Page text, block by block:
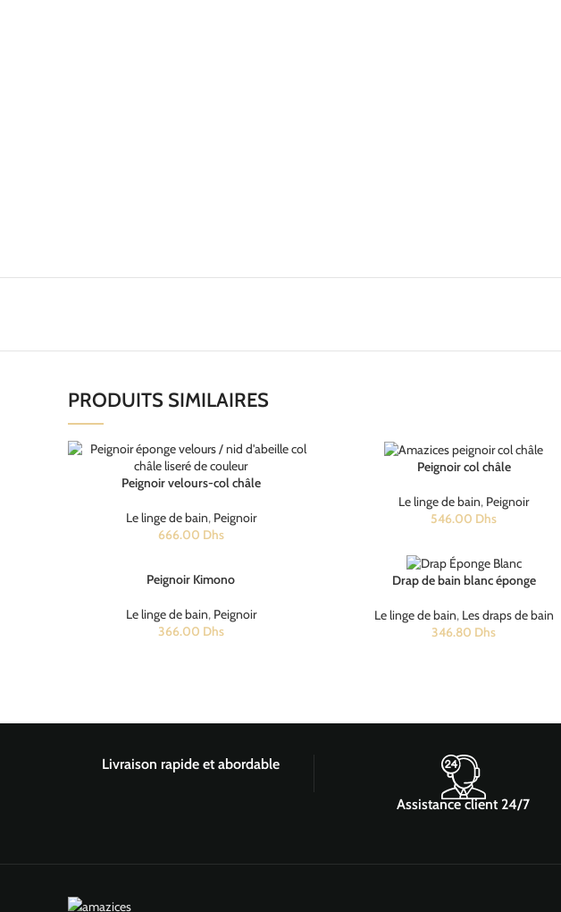
PRODUITS SIMILAIRES
Peignoir velours-col châle
Le linge de bain, Peignoir
666.00 Dhs
Peignoir col châle
Le linge de bain, Peignoir
546.00 Dhs
Peignoir Kimono
Le linge de bain, Peignoir
366.00 Dhs
Drap de bain blanc éponge
Le linge de bain, Les draps de bain
346.80 Dhs
Livraison rapide et abordable
Assistance client 24/7